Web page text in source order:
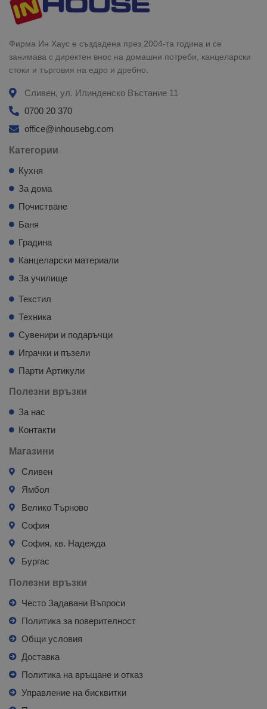
Фирма Ин Хаус е създадена през 2004-та година и се
занимава с директен внос на домашни потреби, канцеларски
стоки и търговия на едро и дребно.
Сливен, ул. Илинденско Въстание 11
0700 20 370
office@inhousebg.com
Категории
Кухня
За дома
Почистване
Баня
Градина
Канцеларски материали
За училище
Текстил
Техника
Сувенири и подаръчци
Играчки и пъзели
Парти Артикули
Полезни връзки
За нас
Контакти
Магазини
Сливен
Ямбол
Велико Търново
София
София, кв. Надежда
Бургас
Полезни връзки
Често Задавани Въпроси
Политика за поверителност
Общи условия
Доставка
Политика на връщане и отказ
Управление на бисквитки